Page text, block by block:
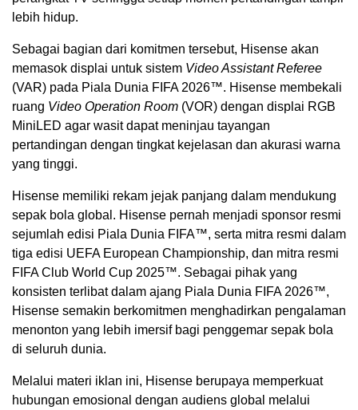
lebih hidup.
Sebagai bagian dari komitmen tersebut, Hisense akan
memasok displai untuk sistem Video Assistant Referee
(VAR) pada Piala Dunia FIFA 2026™. Hisense membekali
ruang Video Operation Room (VOR) dengan displai RGB
MiniLED agar wasit dapat meninjau tayangan
pertandingan dengan tingkat kejelasan dan akurasi warna
yang tinggi.
Hisense memiliki rekam jejak panjang dalam mendukung
sepak bola global. Hisense pernah menjadi sponsor resmi
sejumlah edisi Piala Dunia FIFA™, serta mitra resmi dalam
tiga edisi UEFA European Championship, dan mitra resmi
FIFA Club World Cup 2025™. Sebagai pihak yang
konsisten terlibat dalam ajang Piala Dunia FIFA 2026™,
Hisense semakin berkomitmen menghadirkan pengalaman
menonton yang lebih imersif bagi penggemar sepak bola
di seluruh dunia.
Melalui materi iklan ini, Hisense berupaya memperkuat
hubungan emosional dengan audiens global melalui